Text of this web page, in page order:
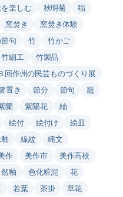
楽しむ 秋明菊
稲
窯焚き
窯焚き体験
句 竹
竹かご
竹細工
竹製品
回作州の民芸ものづくり展
置き 節分 節句
籠
蘭 紫陽花
紬
絵付 絵付け
絵皿
線紋
縄文
作 美作市
美作高校
釉 色化粧泥
花
若葉 茶掛
草花